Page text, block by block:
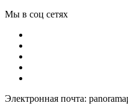
Мы в соц сетях
Электронная почта: